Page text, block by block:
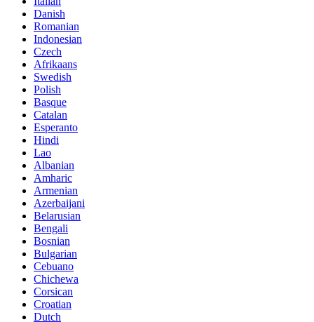
Danish
Romanian
Indonesian
Czech
Afrikaans
Swedish
Polish
Basque
Catalan
Esperanto
Hindi
Lao
Albanian
Amharic
Armenian
Azerbaijani
Belarusian
Bengali
Bosnian
Bulgarian
Cebuano
Chichewa
Corsican
Croatian
Dutch